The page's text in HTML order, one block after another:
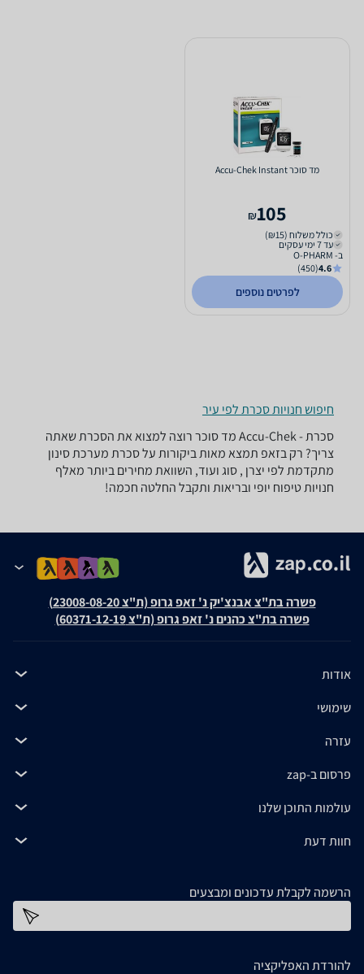
מד סוכר Accu-Chek Instant
105
₪
כולל משלוח (₪15)
עד 7 ימי עסקים
ב- O-PHARM
4.6
(450)
לפרטים נוספים
חיפוש חנויות סכרת לפי עיר
סכרת - ‏Accu-Chek ‏מד סוכר רוצה למצוא את הסכרת שאתה
צריך? רק בזאפ תמצא מאות ביקורות על סכרת מערכת סינון
מתקדמת לפי יצרן , סוג ועוד, השוואת מחירים ביותר מאלף
חנויות טיפוח יופי ובריאות ותקבל החלטה חכמה!
פשרה בת"צ אבנצ'יק נ' זאפ גרופ (ת"צ 23008-08-20)
פשרה בת"צ כהנים נ' זאפ גרופ (ת"צ 60371-12-19)
אודות
שימושי
עזרה
פרסום ב-zap
עולמות התוכן שלנו
חוות דעת
הרשמה לקבלת עדכונים ומבצעים
להורדת האפליקציה